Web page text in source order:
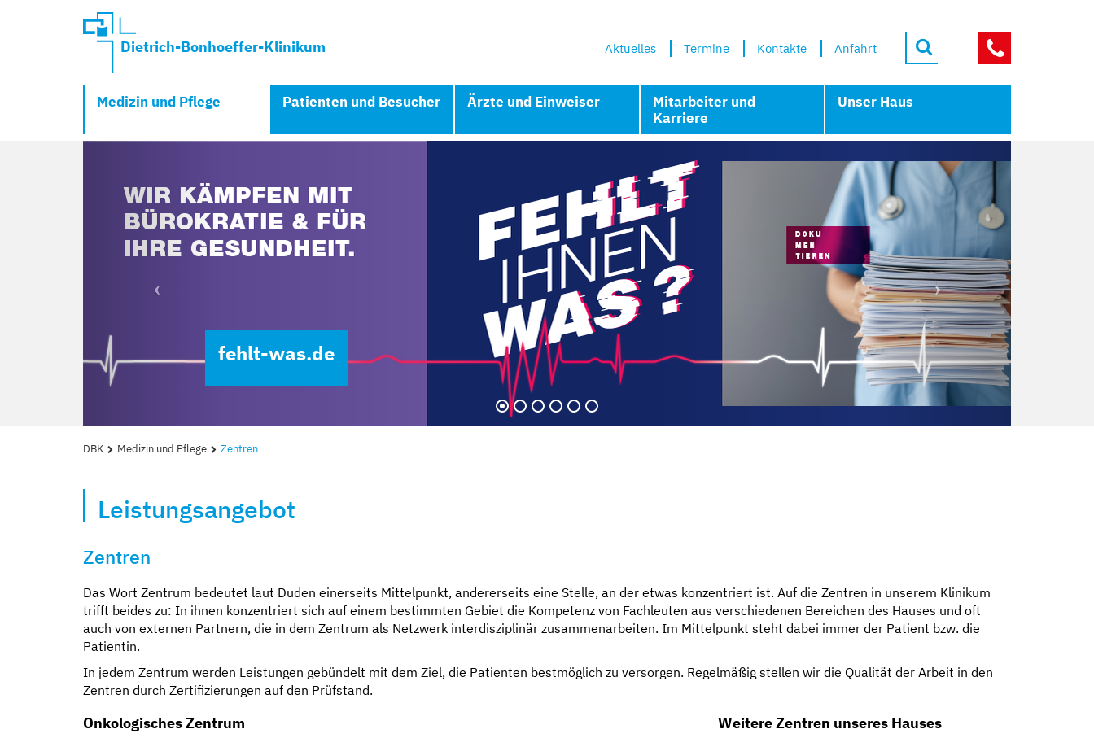
Dietrich-Bonhoeffer-Klinikum Aktuelles Termine Kontakte Anfahrt
Medizin und Pflege Patienten und Besucher Ärzte und Einweiser
Mitarbeiter und
Karriere
Unser Haus
fehlt-was.de
Kompetent und zugewandt
Mit besten Aussichten
Sicher und geborgen
Erzähl sie uns auf
DBK Medizin und Pflege Zentren
Leistungsangebot
Zentren
Das Wort Zentrum bedeutet laut Duden einerseits Mittelpunkt, andererseits eine Stelle, an der etwas konzentriert ist. Auf die Zentren in unserem Klinikum
trifft beides zu: In ihnen konzentriert sich auf einem bestimmten Gebiet die Kompetenz von Fachleuten aus verschiedenen Bereichen des Hauses und oft
auch von externen Partnern, die in dem Zentrum als Netzwerk interdisziplinär zusammenarbeiten. Im Mittelpunkt steht dabei immer der Patient bzw. die
Patientin.
In jedem Zentrum werden Leistungen gebündelt mit dem Ziel, die Patienten bestmöglich zu versorgen. Regelmäßig stellen wir die Qualität der Arbeit in den
Zentren durch Zertifizierungen auf den Prüfstand.
Onkologisches Zentrum Weitere Zentren unseres Hauses